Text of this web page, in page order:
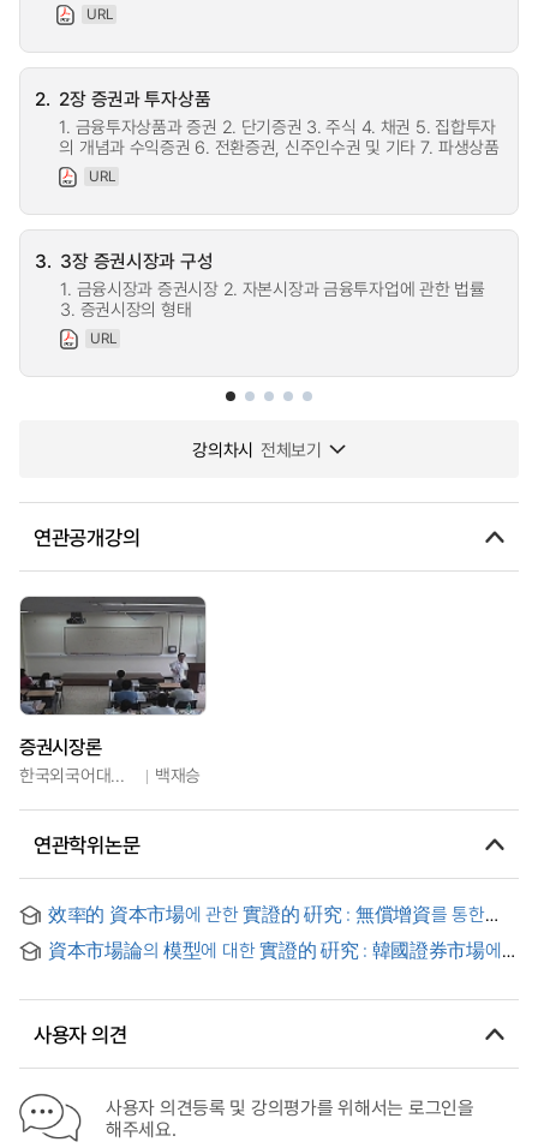
URL
2. 2장 증권과 투자상품
1. 금융투자상품과 증권 2. 단기증권 3. 주식 4. 채권 5. 집합투자
의 개념과 수익증권 6. 전환증권, 신주인수권 및 기타 7. 파생상품
URL
3. 3장 증권시장과 구성
1. 금융시장과 증권시장 2. 자본시장과 금융투자업에 관한 법률
3. 증권시장의 형태
URL
강의차시 전체보기
연관공개강의
증권시장론
한국외국어대학교 백재승
연관학위논문
效率的 資本市場에 관한 實證的 硏究 : 無償增資를 통한
準强型 效率性 檢證
資本市場論의 模型에 대한 實證的 硏究 : 韓國證券市場에서
사용자 의견
사용자 의견등록 및 강의평가를 위해서는 로그인을
해주세요.